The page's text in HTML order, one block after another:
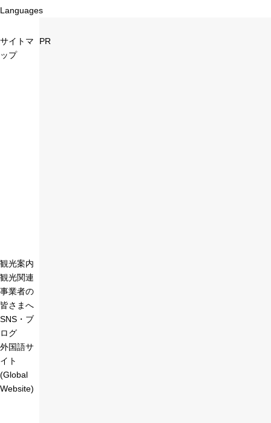
Languages
サイトマ
ップ
観光案内
観光関連
事業者の
皆さまへ
SNS・ブ
ログ
外国語サ
イト
(Global
Website)
PR